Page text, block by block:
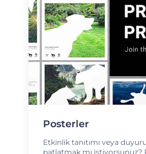
Posterler
Etkinlik tanıtımı veya
patlatmak mı istiyorsunuz?